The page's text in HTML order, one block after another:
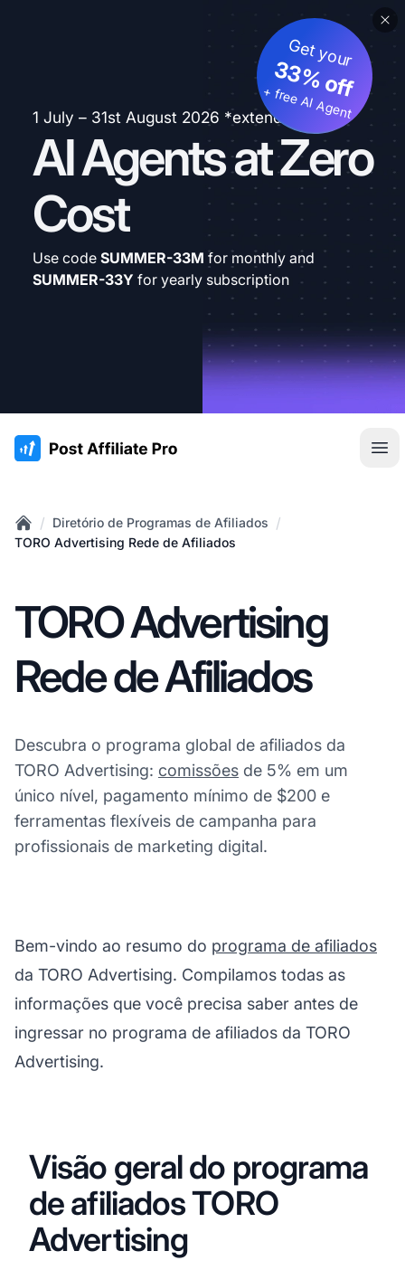
1 July – 31st August 2026 *extended
AI Agents at Zero
Cost
Get your
33% off
+ free AI Agent
Use code SUMMER-33M for monthly and
SUMMER-33Y for yearly subscription
:site.title
Home
/ Diretório de Programas de Afiliados /
TORO Advertising Rede de Afiliados
TORO Advertising
Rede de Afiliados
Descubra o programa global de afiliados da
TORO Advertising: comissões de 5% em um
único nível, pagamento mínimo de $200 e
ferramentas flexíveis de campanha para
profissionais de marketing digital.
Bem-vindo ao resumo do programa de afiliados
da TORO Advertising. Compilamos todas as
informações que você precisa saber antes de
ingressar no programa de afiliados da TORO
Advertising.
Visão geral do programa
de afiliados TORO
Advertising